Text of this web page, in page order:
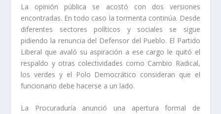
La opinión pública se acostó con dos versiones
encontradas. En todo caso la tormenta continúa. Desde
diferentes sectores políticos y sociales se sigue
pidiendo la renuncia del Defensor del Pueblo. El Partido
Liberal que avaló su aspiración a ese cargo le quitó el
respaldo y otras colectividades como Cambio Radical,
los verdes y el Polo Democrático consideran que el
funcionario debe hacerse a un lado.
La Procuraduría anunció una apertura formal de